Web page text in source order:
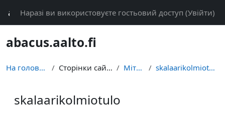
abacusНаразі ви використовуєте гостьовий доступ (Увійти)
abacus.aalto.fi
На головну Сторінки сайту Мітки skalaarikolmiotulo
skalaarikolmiotulo